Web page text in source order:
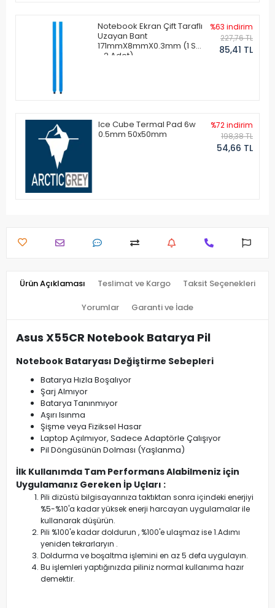
Notebook Ekran Çift Taraflı
Uzayan Bant
171mmX8mmX0.3mm (1 Set
- 2 Adet)
%63 indirim
227,76 TL
85,41 TL
Ice Cube Termal Pad 6w
0.5mm 50x50mm
%72 indirim
198,38 TL
54,66 TL
Ürün Açıklaması Teslimat ve Kargo Taksit Seçenekleri
Yorumlar Garanti ve İade
Asus X55CR Notebook Batarya Pil
Notebook Bataryası Değiştirme Sebepleri
Batarya Hızla Boşalıyor
Şarj Almıyor
Batarya Tanınmıyor
Aşırı Isınma
Şişme veya Fiziksel Hasar
Laptop Açılmıyor, Sadece Adaptörle Çalışıyor
Pil Döngüsünün Dolması (Yaşlanma)
İlk Kullanımda Tam Performans Alabilmeniz için
Uygulamanız Gereken İp Uçları :
Pili dizüstü bilgisayarınıza taktıktan sonra içindeki enerjiyi
%5-%10'a kadar yüksek enerji harcayan uygulamalar ile
kullanarak düşürün.
Pili %100'e kadar doldurun , %100'e ulaşmaz ise 1.Adımı
yeniden tekrarlaryın .
Doldurma ve boşaltma işlemini en az 5 defa uygulayın.
Bu işlemleri yaptığınızda piliniz normal kullanıma hazır
demektir.